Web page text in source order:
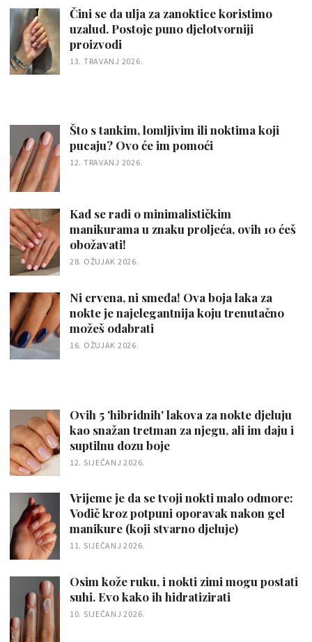
Čini se da ulja za zanoktice koristimo
uzalud. Postoje puno djelotvorniji
proizvodi
13. TRAVANJ 2026.
Što s tankim, lomljivim ili noktima koji
pucaju? Ovo će im pomoći
12. TRAVANJ 2026.
Kad se radi o minimalističkim
manikurama u znaku proljeća, ovih 10 ćeš
obožavati!
28. OŽUJAK 2026.
Ni crvena, ni smeđa! Ova boja laka za
nokte je najelegantnija koju trenutačno
možeš odabrati
16. OŽUJAK 2026.
Ovih 5 'hibridnih' lakova za nokte djeluju
kao snažan tretman za njegu, ali im daju i
suptilnu dozu boje
12. SIJEČANJ 2026.
Vrijeme je da se tvoji nokti malo odmore:
Vodič kroz potpuni oporavak nakon gel
manikure (koji stvarno djeluje)
11. SIJEČANJ 2026.
Osim kože ruku, i nokti zimi mogu postati
suhi. Evo kako ih hidratizirati
10. SIJEČANJ 2026.